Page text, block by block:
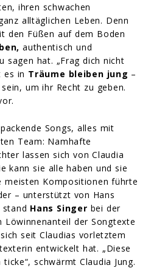
ihren schwachen
alltäglichen Leben. Denn
den Füßen auf dem Boden
authentisch und
sagen hat. „Frag dich nicht
es in Träume bleiben jung –
um ihr Recht zu geben.
Songs, alles mit
Team: Namhafte
lassen sich von Claudia
kann sie alle haben und sie
meisten Kompositionen führte
– unterstützt von Hans
stand Hans Singer bei der
Löwinnenanteil der Songtexte
seit Claudias vorletztem
entwickelt hat. „Diese
schwärmt Claudia Jung.